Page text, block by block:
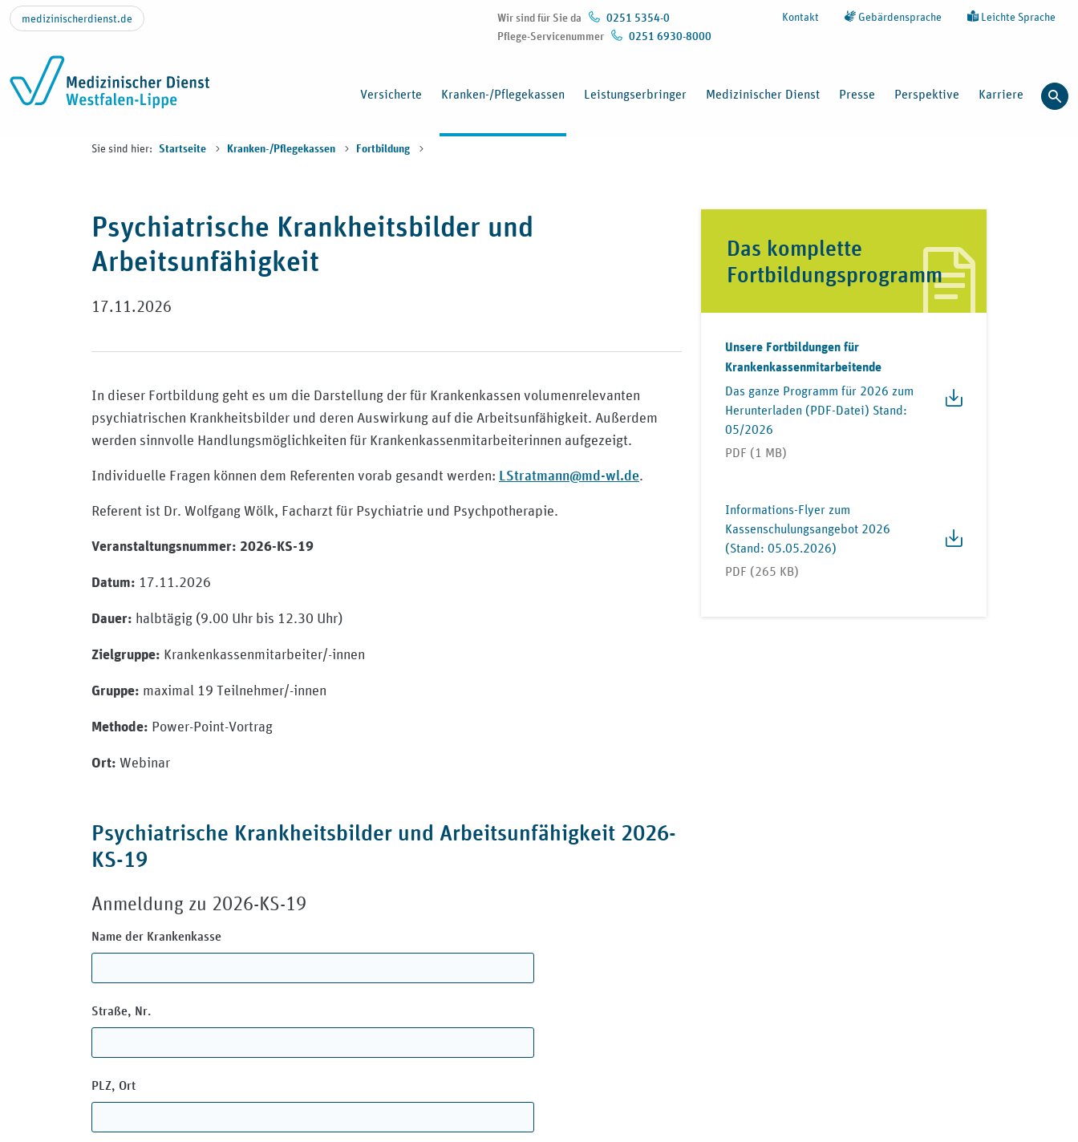
Zum Inhalt springen
medizinischerdienst.de Wir sind für Sie da
0251 5354-0
Pflege-Servicenummer
0251 6930-8000
Kontakt Gebärdensprache Leichte Sprache
Versicherte Kranken-/Pflegekassen Leistungserbringer Medizinischer Dienst Presse Perspektive Karriere
Sie sind hier: Startseite Kranken-/Pflegekassen Fortbildung
Psychiatrische Krankheitsbilder und
Arbeitsunfähigkeit
17.11.2026
In dieser Fortbildung geht es um die Darstellung der für Krankenkassen volumenrelevanten
psychiatrischen Krankheitsbilder und deren Auswirkung auf die Arbeitsunfähigkeit. Außerdem
werden sinnvolle Handlungsmöglichkeiten für Krankenkassenmitarbeiterinnen aufgezeigt.
Individuelle Fragen können dem Referenten vorab gesandt werden: LStratmann@md-wl.de.
Referent ist Dr. Wolfgang Wölk, Facharzt für Psychiatrie und Psychpotherapie.
Veranstaltungsnummer: 2026-KS-19
Datum: 17.11.2026
Dauer: halbtägig (9.00 Uhr bis 12.30 Uhr)
Zielgruppe: Krankenkassenmitarbeiter/-innen
Gruppe: maximal 19 Teilnehmer/-innen
Methode: Power-Point-Vortrag
Ort: Webinar
Psychiatrische Krankheitsbilder und Arbeitsunfähigkeit 2026-
KS-19
Anmeldung zu 2026-KS-19
Name der Krankenkasse
Straße, Nr.
PLZ, Ort
Das komplette
Fortbildungsprogramm
Unsere Fortbildungen für
Krankenkassenmitarbeitende
Das ganze Programm für 2026 zum
Herunterladen (PDF-Datei) Stand:
05/2026
PDF (1 MB)
Informations-Flyer zum
Kassenschulungsangebot 2026
(Stand: 05.05.2026)
PDF (265 KB)